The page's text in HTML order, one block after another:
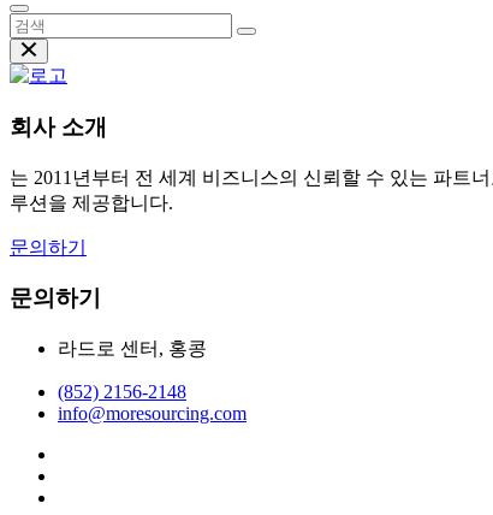
회사 소개
는 2011년부터 전 세계 비즈니스의 신뢰할 수 있는 파트
루션을 제공합니다.
문의하기
문의하기
라드로 센터, 홍콩
(852) 2156-2148
info@moresourcing.com